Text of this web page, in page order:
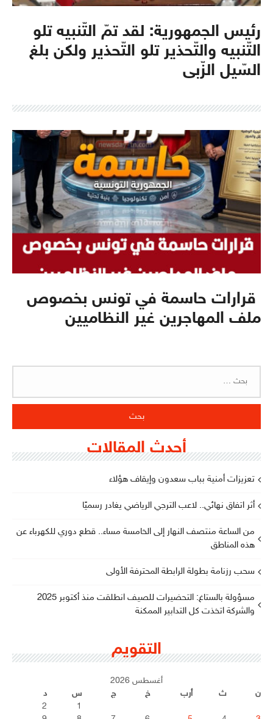
رئيس الجمهورية: لقد تمّ التّنبيه تلو
التّنبيه والتّحذير تلو التّحذير ولكن بلغ
السّيل الزّبى
قرارات حاسمة في تونس بخصوص
ملف المهاجرين غير النظاميين
أحدث المقالات
تعزيزات أمنية بباب سعدون وإيقاف هؤلاء
أثر اتفاق نهائي.. لاعب الترجي الرياضي يغادر رسميًا
من الساعة منتصف النهار إلى الخامسة مساء.. قطع دوري للكهرباء عن
هذه المناطق
سحب رزنامة بطولة الرابطة المحترفة الأولى
مسؤولة بالستاغ: التحضيرات للصيف انطلقت منذ أكتوبر 2025
والشركة اتخذت كل التدابير الممكنة
التقويم
أغسطس 2026
ن
ث أرب خ ج س
د
1
2